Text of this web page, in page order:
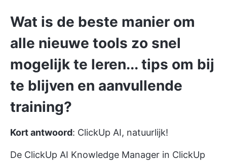
Wat is de beste manier om
alle nieuwe tools zo snel
mogelijk te leren... tips om bij
te blijven en aanvullende
training?
Kort antwoord: ClickUp AI, natuurlijk!
De ClickUp AI Knowledge Manager in ClickUp